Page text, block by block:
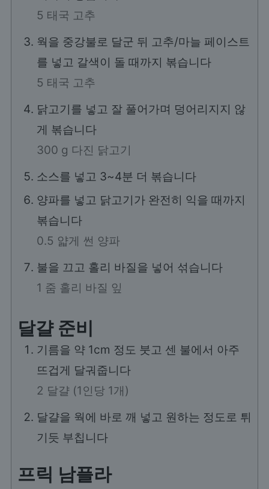
5 태국 고추
웍을 중강불로 달군 뒤 고추/마늘 페이스트
를 넣고 갈색이 돌 때까지 볶습니다
5 태국 고추
닭고기를 넣고 잘 풀어가며 덩어리지지 않
게 볶습니다
300 g 다진 닭고기
소스를 넣고 3~4분 더 볶습니다
양파를 넣고 닭고기가 완전히 익을 때까지
볶습니다
0.5 얇게 썬 양파
불을 끄고 홀리 바질을 넣어 섞습니다
1 줌 홀리 바질 잎
달걀 준비
기름을 약 1cm 정도 붓고 센 불에서 아주
뜨겁게 달궈줍니다
2 달걀 (1인당 1개)
달걀을 웍에 바로 깨 넣고 원하는 정도로 튀
기듯 부칩니다
프릭 남플라